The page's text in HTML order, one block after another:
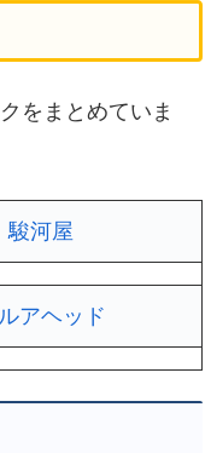
をまとめていま
駿河屋
アヘッド